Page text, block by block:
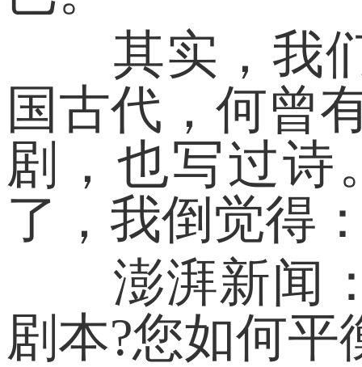
其实，我们
国古代，何曾
剧，也写过诗
了，我倒觉得
澎湃新闻：
剧本?您如何